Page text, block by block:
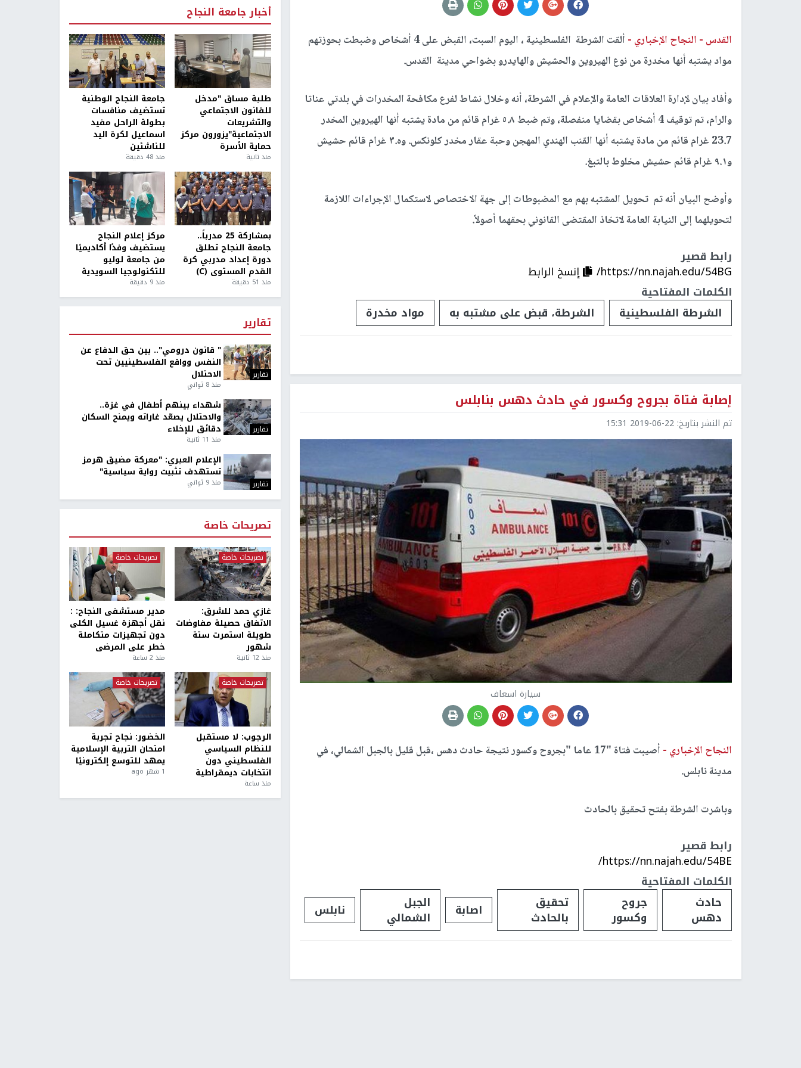
القدس - النجاح الإخباري -
ألقت الشرطة الفلسطينية ، اليوم السبت، القبض على 4 أشخاص وضبطت بحوزتهم
مواد يشتبه أنها مخدرة من نوع الهيروين والحشيش والهايدرو بضواحي مدينة القدس.
وأفاد بيان لإدارة العلاقات العامة والإعلام في الشرطة، أنه وخلال نشاط لفرع مكافحة المخدرات في بلدتي عناتا
والرام، تم توقيف 4 أشخاص بقضايا منفصلة، وتم ضبط ٥.٨ غرام قائم من مادة يشتبه أنها الهيروين المخدر
23.7 غرام قائم من مادة يشتبه أنها القنب الهندي المهجن وحبة عقار مخدر كلونكس. وه.٣ غرام قائم حشيش
و٩.١ غرام قائم حشيش مخلوط بالتبغ.
وأوضح البيان أنه تم تحويل المشتبه بهم مع المضبوطات إلى جهة الاختصاص لاستكمال الإجراءات اللازمة
لتحويلهما إلى النيابة العامة لاتخاذ المقتضى القانوني بحقهما أصولاً.
رابط قصير
https://nn.najah.edu/54BG/
إنسخ الرابط
الكلمات المفتاحية
الشرطة الفلسطينية
الشرطة، قبض على مشتبه به مواد مخدرة
إصابة فتاة بجروح وكسور في حادث دهس بنابلس
تم النشر بتاريخ: 2019-06-22 15:31
سيارة اسعاف
النجاح الإخباري -
أصيبت فتاة "17 عاما "بجروح وكسور نتيجة حادث دهس ،قبل قليل بالجبل الشمالي، في
مدينة نابلس.
وباشرت الشرطة بفتح تحقيق بالحادث
رابط قصير
https://nn.najah.edu/54BE/
الكلمات المفتاحية
حادث
دهس
جروح
وكسور
تحقيق
بالحادث اصابة الجبل
الشمالي نابلس
أخبار جامعة النجاح
طلبة مساق "مدخل
للقانون الاجتماعي
والتشريعات
الاجتماعية"يزورون مركز
حماية الأسرة
منذ ثانية
جامعة النجاح الوطنية
تستضيف منافسات
بطولة الراحل مفيد
اسماعيل لكرة اليد
للناشئين
منذ 48 دقيقة
بمشاركة 25 مدرباً..
جامعة النجاح تطلق
دورة إعداد مدربي كرة
القدم المستوى (C)
منذ 51 دقيقة
مركز إعلام النجاح
يستضيف وفدًا أكاديميًا
من جامعة لوليو
للتكنولوجيا السويدية
منذ 9 دقيقة
تقارير
تقارير
" قانون درومي".. بين حق الدفاع عن
النفس وواقع الفلسطينيين تحت
الاحتلال
منذ 8 ثواني
تقارير
شهداء بينهم أطفال في غزة..
والاحتلال يصعّد غاراته ويمنح السكان
دقائق للإخلاء
منذ 11 ثانية
تقارير
الإعلام العبري: "معركة مضيق هرمز
تستهدف تثبيت رواية سياسية"
منذ 9 ثواني
تصريحات خاصة
تصريحات خاصة
غازي حمد للشرق:
الاتفاق حصيلة مفاوضات
طويلة استمرت ستة
شهور
منذ 12 ثانية
تصريحات خاصة
مدير مستشفى النجاح: :
نقل أجهزة غسيل الكلى
دون تجهيزات متكاملة
خطر على المرضى
منذ 2 ساعة
تصريحات خاصة
الرجوب: لا مستقبل
للنظام السياسي
الفلسطيني دون
انتخابات ديمقراطية
منذ ساعة
تصريحات خاصة
الخضور: نجاح تجربة
امتحان التربية الإسلامية
يمهد للتوسع إلكترونيًا
1 شهر ago